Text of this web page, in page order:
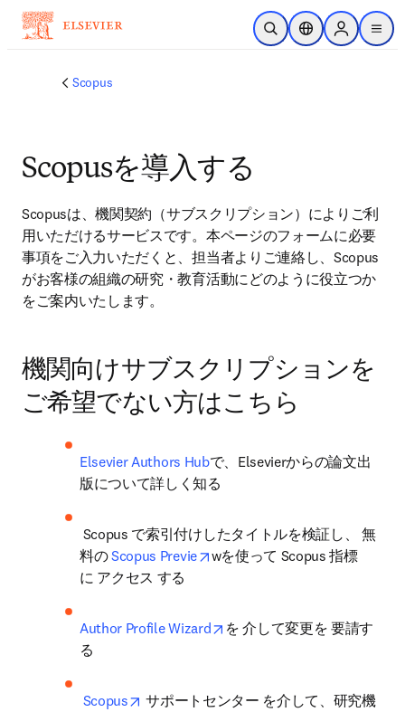
メインのコンテンツにスキップ
検索を開くロケーションセレ
Sign in to
menu
Scopus
Scopusを導入する
Scopusは、機関契約（サブスクリプション）によりご利
用いただけるサービスです。本ページのフォームに必要
事項をご入力いただくと、担当者よりご連絡し、Scopus
がお客様の組織の研究・教育活動にどのように役立つか
をご案内いたします。
機関向けサブスクリプションを
ご希望でない方はこちら
Elsevier Authors Hubで、Elsevierからの論文出
版について詳しく知る
Scopus で索引付けしたタイトルを検証し、 無
料の Scopus Previe opens in new tab/window
wを使って Scopus 指標
に アクセス する
Author Profile Wizard opens in new tab/window
を 介して変更を 要請す
る
Scopus opens in new tab/window
サポートセンター を介して、研究機